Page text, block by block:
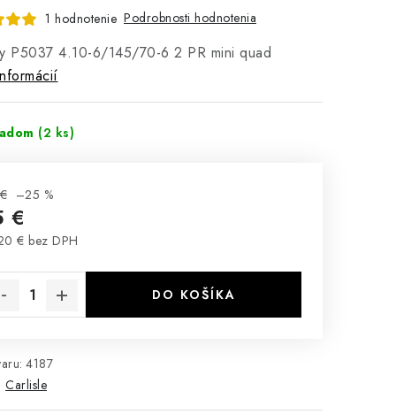
1 hodnotenie Podrobnosti hodnotenia
P5037 4.10-6/145/70-6 2 PR mini quad
(2 ks)
–25 %
€
€ bez DPH
DO KOŠÍKA
4187
Carlisle